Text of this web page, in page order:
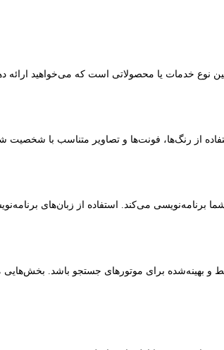
نوع خدمات یا محصولاتی است که می‌خواهید ارائه
از رنگ‌ها، فونت‌ها و تصاویر متناسب با
برنامه‌نویسی می‌کند. استفاده از زبان‌های
برای موتورهای جستجو باشد. بخش‌هایی